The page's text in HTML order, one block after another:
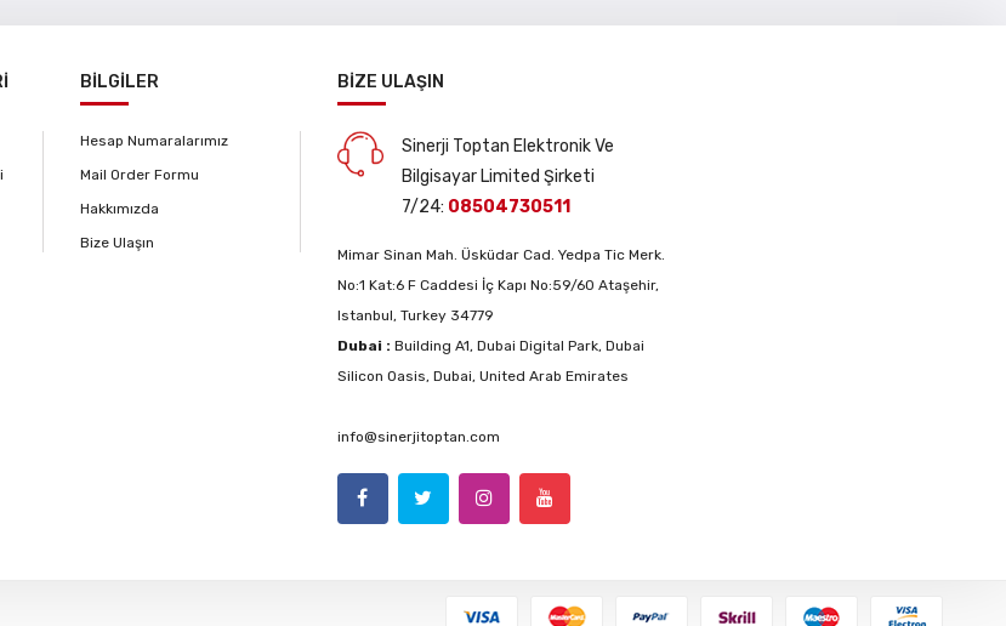
BİLGİLER
Hesap Numaralarımız
Mail Order Formu
Hakkımızda
Bize Ulaşın
BİZE ULAŞIN
Sinerji Toptan Elektronik Ve
Bilgisayar Limited Şirketi
7/24: 08504730511
Mimar Sinan Mah. Üsküdar Cad. Yedpa Tic Merk.
No:1 Kat:6 F Caddesi İç Kapı No:59/60 Ataşehir,
Istanbul, Turkey 34779
Dubai : Building A1, Dubai Digital Park, Dubai
Silicon Oasis, Dubai, United Arab Emirates
info@sinerjitoptan.com